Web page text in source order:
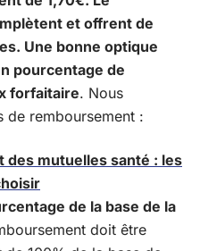
et offrent de
Une bonne optique
pourcentage de
forfaitaire. Nous
de remboursement :
des mutuelles santé : les
de la base de la
doit être